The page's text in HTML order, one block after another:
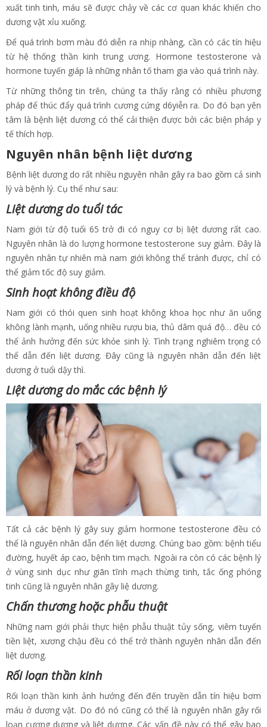
xuất tinh tinh, máu sẽ được chảy về các cơ quan khác khiến cho
dương vật xỉu xuống.
Để quá trình bơm màu đó diễn ra nhịp nhàng, cần có các tín hiệu
từ hệ thống thần kinh trung ương. Hormone testosterone và
hormone tuyến giáp là những nhân tố tham gia vào quá trình này.
Từ những thông tin trên, chúng ta thấy rằng có nhiều phương
pháp để thúc đẩy quá trình cương cứng d6yiễn ra. Do đó bạn yên
tâm là bệnh liệt dương có thể cải thiện được bởi các biện pháp y
tế thích hợp.
Nguyên nhân bệnh liệt dương
Bệnh liệt dương do rất nhiều nguyên nhân gây ra bao gồm cả sinh
lý và bệnh lý. Cụ thể như sau:
Liệt dương do tuổi tác
Nam giới từ độ tuổi 65 trở đi có nguy cơ bị liệt dương rất cao.
Nguyên nhân là do lượng hormone testosterone suy giảm. Đây là
nguyên nhân tự nhiên mà nam giới không thể tránh được, chỉ có
thể giảm tốc độ suy giảm.
Sinh hoạt không điều độ
Nam giới có thói quen sinh hoạt không khoa học như ăn uống
không lành mạnh, uống nhiều rượu bia, thủ dâm quá độ… đều có
thể ảnh hưởng đến sức khỏe sinh lý. Tình trạng nghiêm trọng có
thể dẫn đến liệt dương. Đây cũng là nguyên nhân dẫn đến liệt
dương ở tuổi dậy thì.
Liệt dương do mắc các bệnh lý
Tất cả các bệnh lý gây suy giảm hormone testosterone đều có
thể là nguyên nhân dẫn đến liệt dương. Chúng bao gồm: bệnh tiểu
đường, huyết áp cao, bệnh tim mạch. Ngoài ra còn có các bệnh lý
ở vùng sinh dục như giãn tĩnh mạch thừng tinh, tắc ống phóng
tinh cũng là nguyên nhân gây liệ dương.
Chấn thương hoặc phẫu thuật
Những nam giới phải thực hiện phẫu thuật tủy sống, viêm tuyến
tiền liệt, xương chậu đều có thể trở thành nguyên nhân dẫn đến
liệt dương.
Rối loạn thần kinh
Rối loạn thần kinh ảnh hưởng đến đến truyền dẫn tín hiệu bơm
máu ở dương vật. Do đó nó cũng có thể là nguyên nhân gây rối
loạn cương dương và liệt dương. Các vấn đề này có thể gây bao